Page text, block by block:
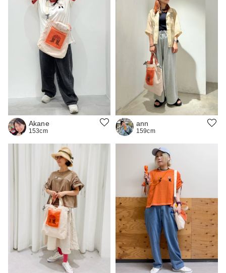
Akane
153cm
ann
159cm